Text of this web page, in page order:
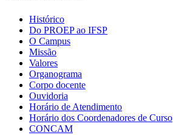
Histórico
Do PROEP ao IFSP
O Campus
Missão
Valores
Organograma
Corpo docente
Ouvidoria
Horário de Atendimento
Horário dos Coordenadores de Curso
CONCAM